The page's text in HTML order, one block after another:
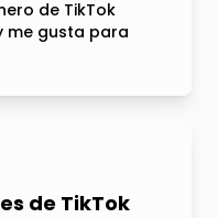
de TikTok
me gusta para
de TikTok